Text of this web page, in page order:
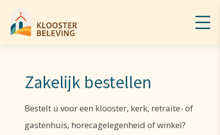
Zakelijk bestellen
Bestelt u voor een klooster, kerk, retraite- of
gastenhuis, horecagelegenheid of winkel?